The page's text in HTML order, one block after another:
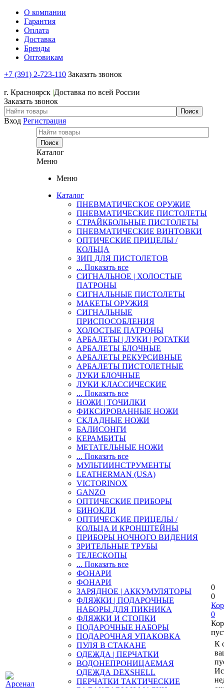
О компании
Гарантия
Оплата
Доставка
Бренды
Оптовикам
+7 (391) 2-723-110 Заказать звонок
г. Красноярск |Доставка по всей России
Заказать звонок
Вход Регистрация
Каталог
Меню
Меню
Каталог
ПНЕВМАТИЧЕСКОЕ ОРУЖИЕ
ПНЕВМАТИЧЕСКИЕ ПИСТОЛЕТЫ
СТРАЙКБОЛЬНЫЕ ПИСТОЛЕТЫ
ПНЕВМАТИЧЕСКИЕ ВИНТОВКИ
ОПТИЧЕСКИЕ ПРИЦЕЛЫ /
КОЛЬЦА
ЗИП ДЛЯ ПИСТОЛЕТОВ
... Показать все
СИГНАЛЬНОЕ | ХОЛОСТЫЕ
ПАТРОНЫ
СИГНАЛЬНЫЕ ПИСТОЛЕТЫ
МАКЕТЫ ОРУЖИЯ
СИГНАЛЬНЫЕ
ПРИСПОСОБЛЕНИЯ
ХОЛОСТЫЕ ПАТРОНЫ
АРБАЛЕТЫ | ЛУКИ | РОГАТКИ
АРБАЛЕТЫ БЛОЧНЫЕ
АРБАЛЕТЫ РЕКУРСИВНЫЕ
АРБАЛЕТЫ ПИСТОЛЕТНЫЕ
ЛУКИ БЛОЧНЫЕ
ЛУКИ КЛАССИЧЕСКИЕ
... Показать все
НОЖИ | ТОЧИЛКИ
ФИКСИРОВАННЫЕ НОЖИ
СКЛАДНЫЕ НОЖИ
БАЛИСОНГИ
КЕРАМБИТЫ
МЕТАТЕЛЬНЫЕ НОЖИ
... Показать все
МУЛЬТИИНСТРУМЕНТЫ
LEATHERMAN (USA)
VICTORINOX
GANZO
ОПТИЧЕСКИЕ ПРИБОРЫ
БИНОКЛИ
ОПТИЧЕСКИЕ ПРИЦЕЛЫ /
КОЛЬЦА И КРОНШТЕЙНЫ
ПРИБОРЫ НОЧНОГО ВИДЕНИЯ
ЗРИТЕЛЬНЫЕ ТРУБЫ
ТЕЛЕСКОПЫ
... Показать все
ФОНАРИ
ФОНАРИ
ЗАРЯДНОЕ | АККУМУЛЯТОРЫ
ФЛЯЖКИ | ПОДАРОЧНЫЕ
НАБОРЫ ДЛЯ ПИКНИКА
ФЛЯЖКИ И СТОПКИ
ПОДАРОЧНЫЕ НАБОРЫ
ПОДАРОЧНАЯ УПАКОВКА
ПУЛЯ В СТАКАНЕ
ОДЕЖДА | ПЕРЧАТКИ
ВОДОНЕПРОНИЦАЕМАЯ
ОДЕЖДА DEXSHELL
ПЕРЧАТКИ ТАКТИЧЕСКИЕ
0
0
0
К